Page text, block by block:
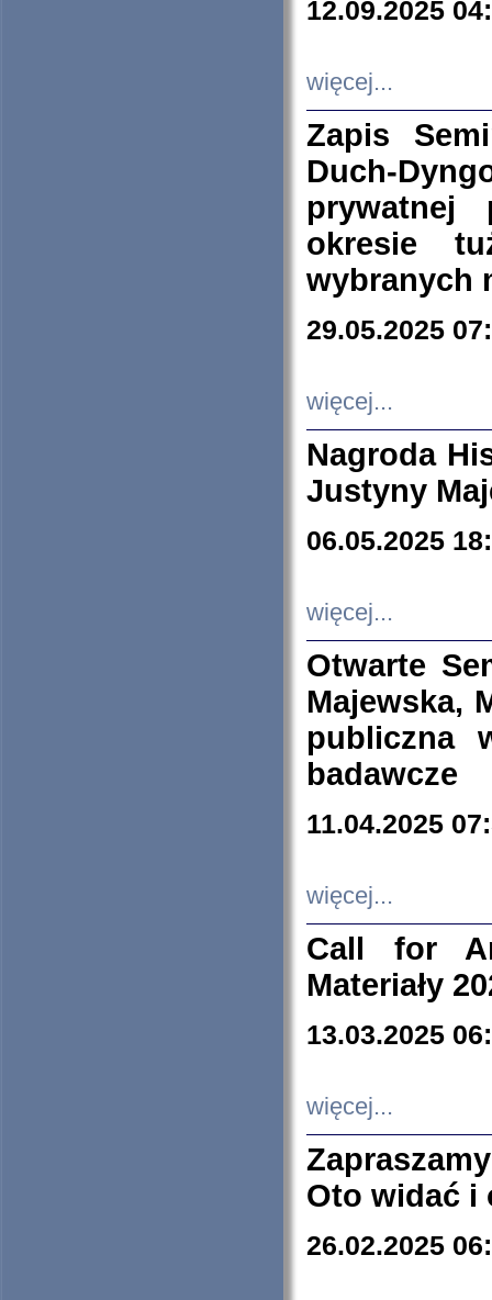
12.09.2025
więcej...
Zapis
Duch-
prywatnej
okresie
wybranych
29.05.2025
więcej...
Nagroda
Justyny
06.05.2025
więcej...
Otwarte
Majewska,
publiczna
badawcze
11.04.2025
więcej...
Call for
Materiały
13.03.2025
więcej...
Oto widać i
26.02.2025